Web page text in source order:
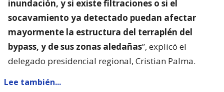
inundación, y si existe filtraciones o si el
socavamiento ya detectado puedan afectar
mayormente la estructura del terraplén del
bypass, y de sus zonas aledañas”, explicó el
delegado presidencial regional, Cristian Palma.
Lee también...